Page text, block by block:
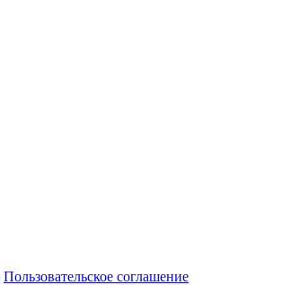
Пользовательское соглашение